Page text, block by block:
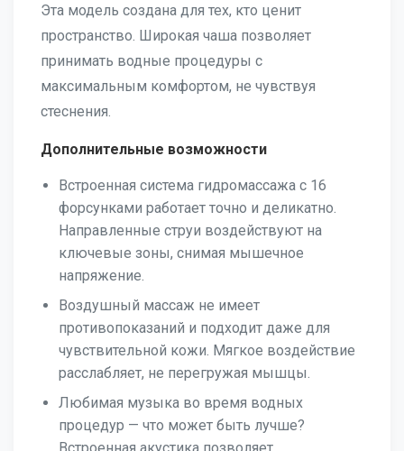
Эта модель создана для тех, кто ценит
пространство. Широкая чаша позволяет
принимать водные процедуры с
максимальным комфортом, не чувствуя
стеснения.
Дополнительные возможности
Встроенная система гидромассажа с 16
форсунками работает точно и деликатно.
Направленные струи воздействуют на
ключевые зоны, снимая мышечное
напряжение.
Воздушный массаж не имеет
противопоказаний и подходит даже для
чувствительной кожи. Мягкое воздействие
расслабляет, не перегружая мышцы.
Любимая музыка во время водных
процедур — что может быть лучше?